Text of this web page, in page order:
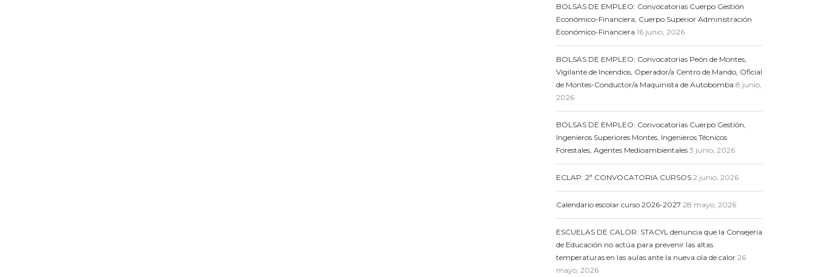
BOLSAS DE EMPLEO: Convocatorias Cuerpo Gestión
Económico-Financiera, Cuerpo Superior Administración
Económico-Financiera 16 junio, 2026
BOLSAS DE EMPLEO: Convocatorias Peón de Montes,
Vigilante de Incendios, Operador/a Centro de Mando, Oficial
de Montes-Conductor/a Maquinista de Autobomba 8 junio,
2026
BOLSAS DE EMPLEO: Convocatorias Cuerpo Gestión,
Ingenieros Superiores Montes, Ingenieros Técnicos
Forestales, Agentes Medioambientales 3 junio, 2026
ECLAP: 2ª CONVOCATORIA CURSOS 2 junio, 2026
Calendario escolar curso 2026-2027 28 mayo, 2026
ESCUELAS DE CALOR: STACYL denuncia que la Consejería
de Educación no actúa para prevenir las altas
temperaturas en las aulas ante la nueva ola de calor 26
mayo, 2026